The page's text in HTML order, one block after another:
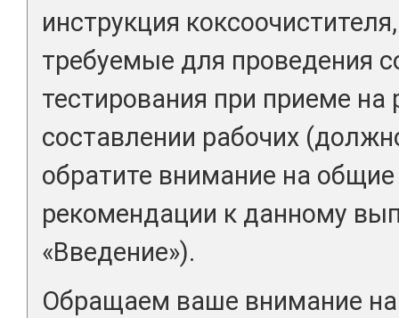
инструкция
требуемые для проведения
тестирования при приеме на
составлении рабочих
обратите внимание на
рекомендации к данному
«Введение»).
Обращаем ваше внимание на